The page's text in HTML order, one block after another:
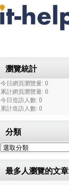
瀏覽統計
今日網頁瀏覽量: 0
累計網頁瀏覽量: 0
今日造訪人數: 0
累計造訪人數: 0
分類
最多人瀏覽的文章